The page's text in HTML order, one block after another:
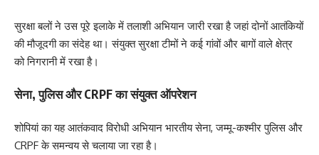
सुरक्षा बलों ने उस पूरे इलाके में तलाशी अभियान जारी रखा है जहां दोनों आतंकियों
की मौजूदगी का संदेह था। संयुक्त सुरक्षा टीमों ने कई गांवों और बागों वाले क्षेत्र
को निगरानी में रखा है।
सेना, पुलिस और CRPF का संयुक्त ऑपरेशन
शोपियां का यह आतंकवाद विरोधी अभियान भारतीय सेना, जम्मू-कश्मीर पुलिस और
CRPF के समन्वय से चलाया जा रहा है।